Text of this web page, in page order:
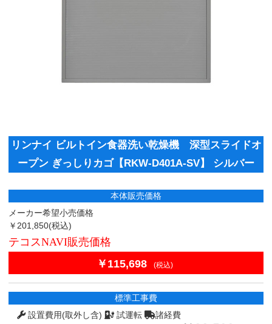
リンナイ ビルトイン食器洗い乾燥機 深型スライドオ
ープン ぎっしりカゴ【RKW-D401A-SV】 シルバー
本体販売価格
メーカー希望小売価格
￥201,850(税込)
テコスNAVI販売価格
￥115,698
(税込)
標準工事費
設置費用(取外し含)
試運転 諸経費